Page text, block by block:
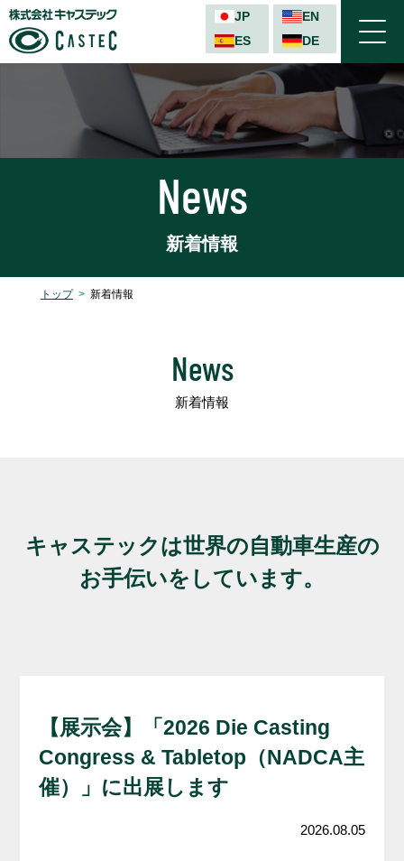
JP
EN
ES
DE
News
新着情報
トップ 新着情報
News
新着情報
キャステックは世界の自動車生産の
お手伝いをしています。
【展示会】「2026 Die Casting
Congress & Tabletop（NADCA主
催）」に出展します
2026.08.05